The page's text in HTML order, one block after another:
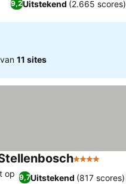
9,2Uitstekend (2.665 scores)
11 sites
4 Sterren
9,7Uitstekend (817 scores)
op